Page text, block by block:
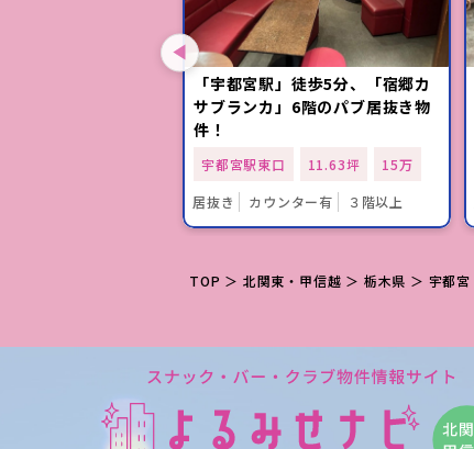
「宇都宮駅」徒歩5分、「宿郷カ
サブランカ」6階のパブ居抜き物
件！
宇都宮駅東口 11.63坪
15万
居抜き
カウンター有 ３階以上
TOP ＞ 北関東・甲信越 ＞ 栃木県 ＞ 宇都宮